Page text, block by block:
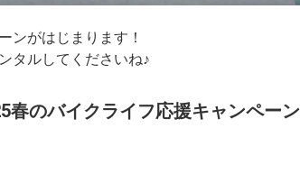
ンがはじまります！
タルしてくださいね♪
春のバイクライフ応援キャンペーン